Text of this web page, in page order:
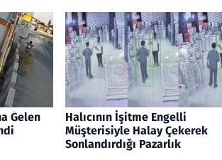
Gelen
Halıcının İşitme Engelli
Müşterisiyle Halay Çekerek
Sonlandırdığı Pazarlık